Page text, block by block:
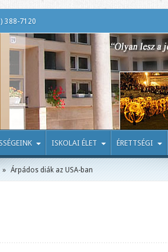
388-7120
ISKOLAI ÉLET ÉRETTSÉGI
» Árpádos diák az USA-ban